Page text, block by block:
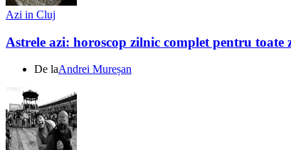
Azi in Cluj
Astrele azi: horoscop zilnic complet pentru toate
De laAndrei Mureșan